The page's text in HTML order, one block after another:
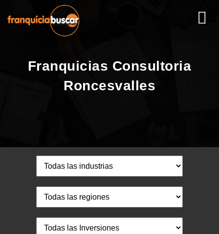
Franquicias Consultoria
Roncesvalles